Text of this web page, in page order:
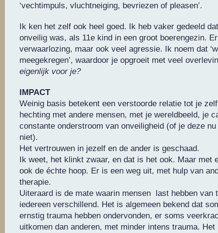
‘vechtimpuls, vluchtneiging, bevriezen of pleasen’.
Ik ken het zelf ook heel goed. Ik heb vaker gedeeld
onveilig was, als 11e kind in een groot boerengezin.
verwaarlozing, maar ook veel agressie. Ik noem dat
meegekregen’, waardoor je opgroeit met veel
eigenlijk voor je?
IMPACT
Weinig basis betekent een verstoorde relatie tot je
hechting met andere mensen, met je wereldbeeld, je
constante onderstroom van onveiligheid (of je deze
niet).
Het vertrouwen in jezelf en de ander is geschaad.
Ik weet, het klinkt zwaar, en dat is het ook. Maar met
ook de échte hoop. Er is een weg uit, met hulp van
therapie.
Uiteraard is de mate waarin mensen last hebben van
iedereen verschillend. Het is algemeen bekend dat
ernstig trauma hebben ondervonden, er soms
uitkomen dan anderen, met minder intens trauma.